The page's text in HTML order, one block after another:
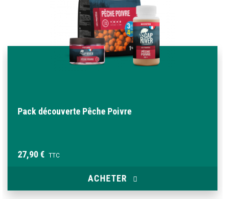
Pack découverte Pêche Poivre
27,90 € TTC
ACHETER